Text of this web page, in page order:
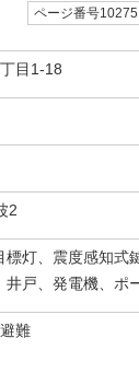
ページ番号
目1-18
2
標灯、震度感知式
井戸、発電機、ポ
難